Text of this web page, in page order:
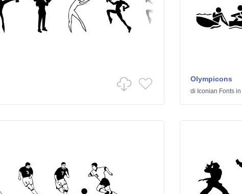
Olympicons
di Iconian Fontsin